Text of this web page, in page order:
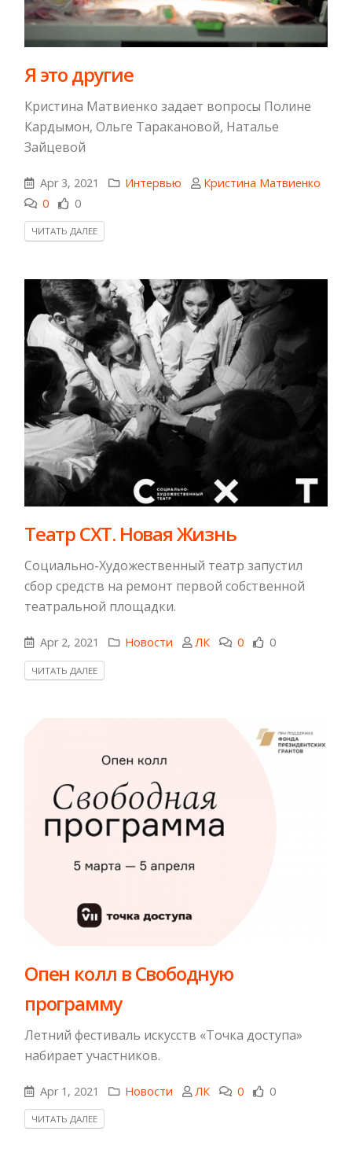
​Я это другие
Кристина Матвиенко задает вопросы Полине
Кардымон, Ольге Таракановой, Наталье
Зайцевой
Apr 3, 2021 Интервью
Кристина Матвиенко
0
0
ЧИТАТЬ ДАЛЕЕ
Театр СХТ. Новая Жизнь
Социально-Художественный театр запустил
сбор средств на ремонт первой собственной
театральной площадки.
Apr 2, 2021 Новости ЛК 0 0
ЧИТАТЬ ДАЛЕЕ
Опен колл в Свободную
программу
Летний фестиваль искусств «Точка доступа»
набирает участников.
Apr 1, 2021 Новости ЛК 0 0
ЧИТАТЬ ДАЛЕЕ